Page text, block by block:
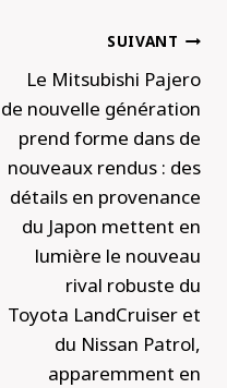
SUIVANT
Le Mitsubishi Pajero
de nouvelle génération
prend forme dans de
nouveaux rendus : des
détails en provenance
du Japon mettent en
lumière le nouveau
rival robuste du
Toyota LandCruiser et
du Nissan Patrol,
apparemment en